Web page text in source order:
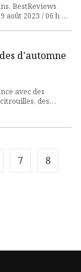
BestReviews
août 2023 / 06 h 51
d'automne
avec des
des
7 8